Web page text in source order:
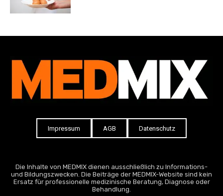
Impressum AGB Datenschutz
Die Inhalte von MEDMIX dienen ausschließlich zu Informations-
und Bildungszwecken. Die Beiträge der MEDMIX-Website sind kein
Ersatz für professionelle medizinische Beratung, Diagnose oder
Behandlung.